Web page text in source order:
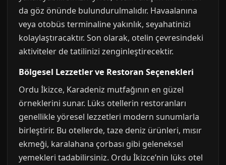
da göz önünde bulundurulmalıdır. Havaalanına
veya otobüs terminaline yakınlık, seyahatinizi
kolaylaştıracaktır. Son olarak, otelin çevresindeki
aktiviteler de tatilinizi zenginleştirecektir.
Bölgesel Lezzetler ve Restoran Seçenekleri
Ordu İkizce, Karadeniz mutfağının en güzel
örneklerini sunar. Lüks otellerin restoranları
genellikle yöresel lezzetleri modern sunumlarla
birleştirir. Bu otellerde, taze deniz ürünleri, mısır
ekmeği, karalahana çorbası gibi geleneksel
yemekleri tadabilirsiniz. Ordu İkizce’nin lüks otel